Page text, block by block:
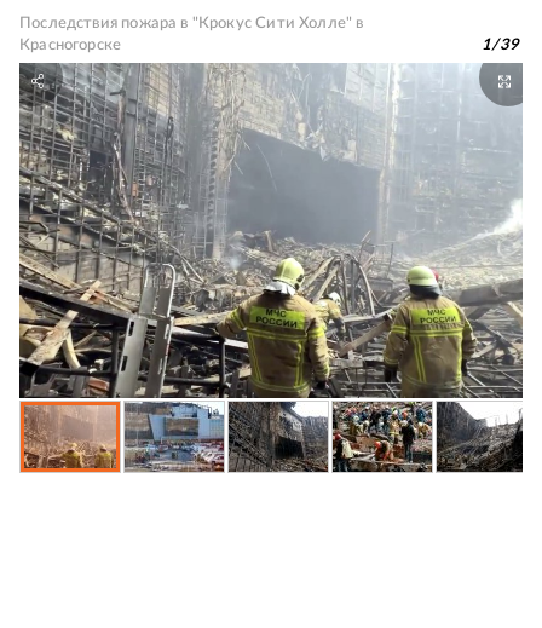
Последствия пожара в "Крокус Сити Холле" в
Красногорске
1/39